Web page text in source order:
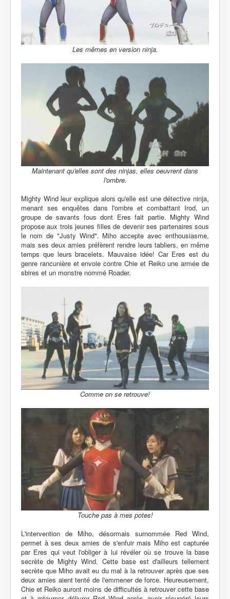
Les mêmes en version ninja.
Maintenant qu'elles sont des ninjas, elles oeuvrent dans
l'ombre.
Mighty Wind leur explique alors qu'elle est une détective ninja,
menant ses enquêtes dans l'ombre et combattant Irod, un
groupe de savants fous dont Eres fait partie. Mighty Wind
propose aux trois jeunes filles de devenir ses partenaires sous
le nom de "Justy Wind". Miho accepte avec enthousiasme,
mais ses deux amies préfèrent rendre leurs tabliers, en même
temps que leurs bracelets. Mauvaise idée! Car Eres est du
genre rancunière et envoie contre Chie et Reiko une armée de
sbires et un monstre nommé Roader.
Comme on se retrouve!
Touche pas à mes potes!
L'intervention de Miho, désormais surnommée Red Wind,
permet à ses deux amies de s'enfuir mais Miho est capturée
par Eres qui veut l'obliger à lui révéler où se trouve la base
secrète de Mighty Wind. Cette base est d'ailleurs tellement
secrète que Miho avait eu du mal à la retrouver après que ses
deux amies aient tenté de l'emmener de force. Heureusement,
Chie et Reiko auront moins de difficultés à retrouver cette base